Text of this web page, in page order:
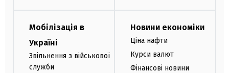
Мобілізація в
Україні
Звільнення з військової
служби
Новини економіки
Ціна нафти
Курси валют
Фінансові новини